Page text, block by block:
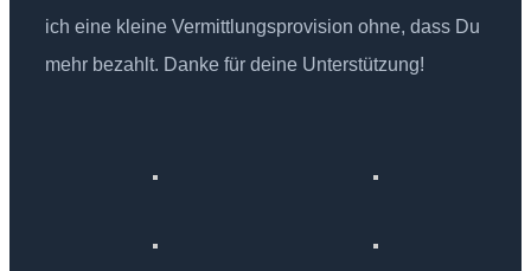
ich eine kleine Vermittlungsprovision ohne, dass Du
mehr bezahlt. Danke für deine Unterstützung!